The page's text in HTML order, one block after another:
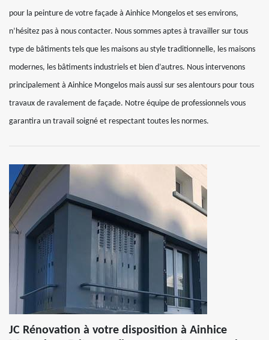
pour la peinture de votre façade à Ainhice Mongelos et ses environs,
n’hésitez pas à nous contacter. Nous sommes aptes à travailler sur tous
type de bâtiments tels que les maisons au style traditionnelle, les maisons
modernes, les bâtiments industriels et bien d’autres. Nous intervenons
principalement à Ainhice Mongelos mais aussi sur ses alentours pour tous
travaux de ravalement de façade. Notre équipe de professionnels vous
garantira un travail soigné et respectant toutes les normes.
JC Rénovation à votre disposition à Ainhice